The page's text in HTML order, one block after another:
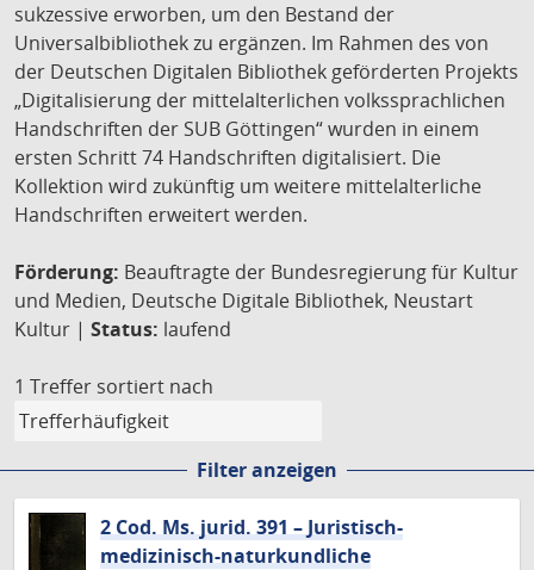
sukzessive erworben, um den Bestand der
Universalbibliothek zu ergänzen. Im Rahmen des von
der Deutschen Digitalen Bibliothek geförderten Projekts
„Digitalisierung der mittelalterlichen volkssprachlichen
Handschriften der SUB Göttingen“ wurden in einem
ersten Schritt 74 Handschriften digitalisiert. Die
Kollektion wird zukünftig um weitere mittelalterliche
Handschriften erweitert werden.
Förderung: Beauftragte der Bundesregierung für Kultur
und Medien, Deutsche Digitale Bibliothek, Neustart
Kultur | Status: laufend
1 Treffer sortiert nach
Filter anzeigen
2 Cod. Ms. jurid. 391 – Juristisch-
medizinisch-naturkundliche